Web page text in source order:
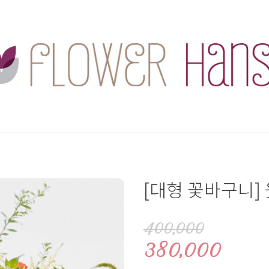
[대형 꽃바구니]
400,000
380,000